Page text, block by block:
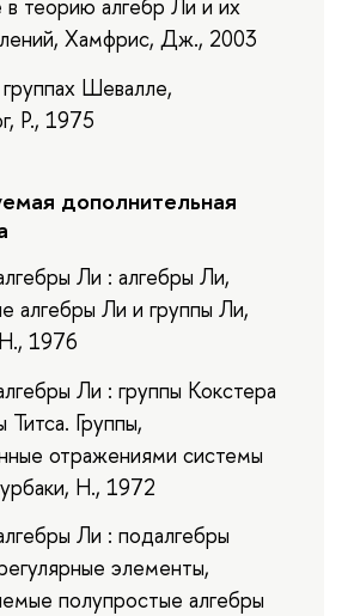
в теорию алгебр Ли и их
Хамфрис, Дж., 2003
Шевалле,
Р., 1975
дополнительная
Ли : алгебры Ли,
алгебры Ли и группы Ли,
1976
Ли : группы Кокстера
Группы,
отражениями системы
Н., 1972
Ли : подалгебры
элементы,
полупростые алгебры